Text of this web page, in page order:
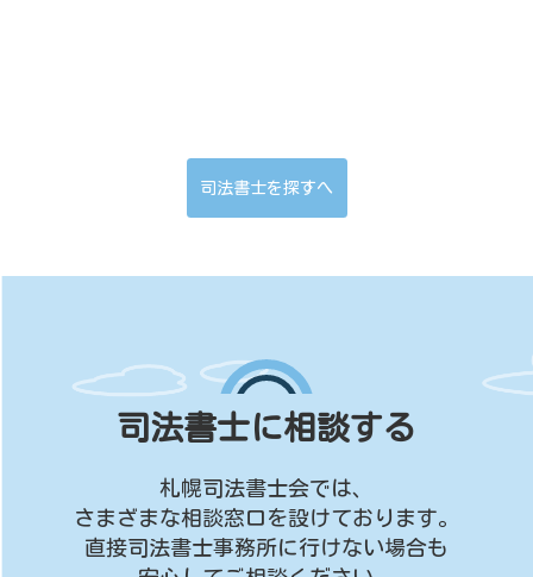
司法書士を探すへ
司法書士に相談する
札幌司法書士会では、
さまざまな相談窓口を設けております。
直接司法書士事務所に行けない場合も